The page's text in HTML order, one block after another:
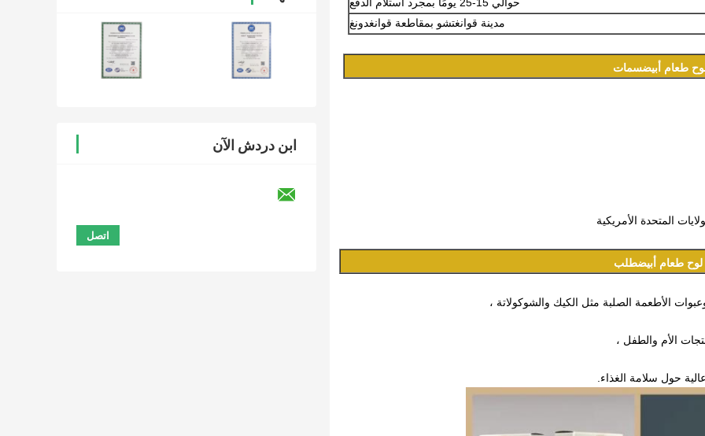
ابن دردش الآن
حوالي 15-25 يومًا بمجرد استلام الدفع
مدينة قوانغتشو بمقاطعة قوانغدونغ
طعام أبيضسمات
لوح طعام أبيضطلب
الأطعمة الصلبة مثل الكيك والشوكولاتة ،
الأم والطفل ،
حول سلامة الغذاء.